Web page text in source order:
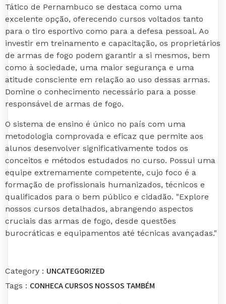
Tático de Pernambuco se destaca como uma
excelente opção, oferecendo cursos voltados tanto
para o tiro esportivo como para a defesa pessoal. Ao
investir em treinamento e capacitação, os proprietários
de armas de fogo podem garantir a si mesmos, bem
como à sociedade, uma maior segurança e uma
atitude consciente em relação ao uso dessas armas.
Domine o conhecimento necessário para a posse
responsável de armas de fogo.
O sistema de ensino é único no país com uma
metodologia comprovada e eficaz que permite aos
alunos desenvolver significativamente todos os
conceitos e métodos estudados no curso. Possui uma
equipe extremamente competente, cujo foco é a
formação de profissionais humanizados, técnicos e
qualificados para o bem público e cidadão. "Explore
nossos cursos detalhados, abrangendo aspectos
cruciais das armas de fogo, desde questões
burocráticas e equipamentos até técnicas avançadas."
Category : UNCATEGORIZED
Tags : CONHEÇACURSOS NOSSOS TAMBÉM